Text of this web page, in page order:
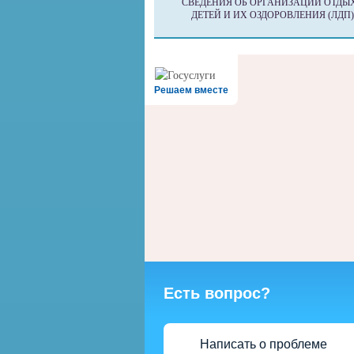
СВЕДЕНИЯ ОБ ОРГАНИЗАЦИИ
ДЕТЕЙ И ИХ ОЗДОРОВЛЕНИЯ (ЛДП)
Решаем вместе
Есть вопрос?
Написать о проблеме